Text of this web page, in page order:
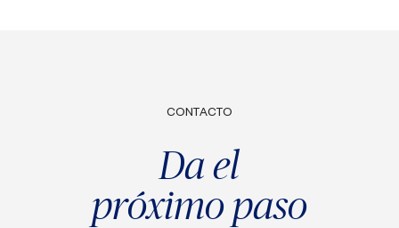
CONTACTO
Da el
próximo paso